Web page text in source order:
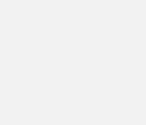
müssen nach
durch das Erneuerbare-
deutlich mehr in
sichern – und melden